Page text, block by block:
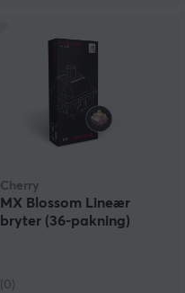
Cherry
MX Blossom Lineær
bryter (36-pakning)
(0)